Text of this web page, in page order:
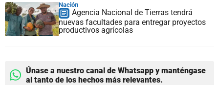
Nación
Agencia Nacional de Tierras tendrá
nuevas facultades para entregar proyectos
productivos agrícolas
Únase a nuestro canal de Whatsapp y manténgase
al tanto de los hechos más relevantes.